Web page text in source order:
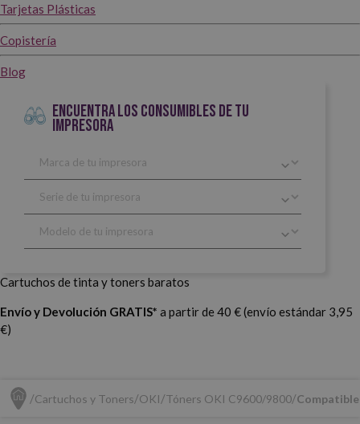
Tarjetas Plásticas
Copistería
Blog
ENCUENTRA LOS CONSUMIBLES DE TU
IMPRESORA
Cartuchos de tinta y toners baratos
Envío y Devolución GRATIS* a partir de 40 € (envío estándar 3,95
€)
Cartuchos y Toners OKI Tóners OKI C9600/9800